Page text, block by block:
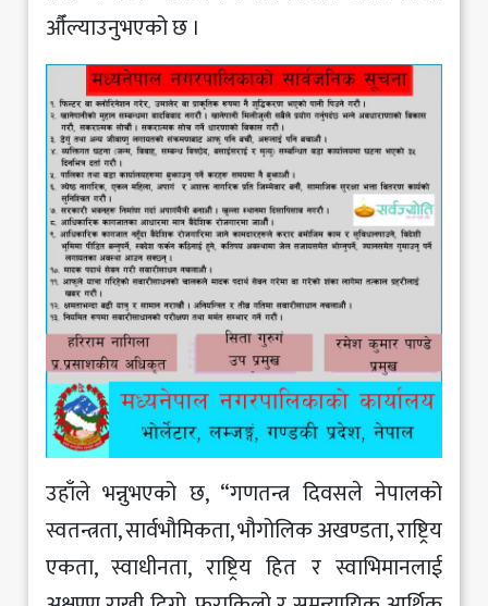
औँल्याउनुभएको छ ।
उहाँले भन्नुभएको छ, “गणतन्त्र दिवसले नेपालको
स्वतन्त्रता, सार्वभौमिकता, भौगोलिक अखण्डता, राष्ट्रिय
एकता, स्वाधीनता, राष्ट्रिय हित र स्वाभिमानलाई